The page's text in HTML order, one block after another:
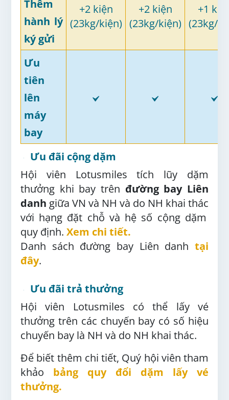
Thêm
hành lý
ký gửi
+2 kiện
(23kg/kiện)
+2 kiện
(23kg/kiện)
+1
(23kg/
Ưu
tiên
lên
máy
bay
Ưu đãi cộng dặm
Hội viên Lotusmiles tích lũy dặm
thưởng khi bay trên đường bay Liên
danh giữa VN và NH và do NH khai thác
với hạng đặt chỗ và hệ số cộng dặm
quy định. Xem chi tiết.
Danh sách đường bay Liên danh tại
đây.
Ưu đãi trả thưởng
Hội viên Lotusmiles có thể lấy vé
thưởng trên các chuyến bay có số hiệu
chuyến bay là NH và do NH khai thác.
Để biết thêm chi tiết, Quý hội viên tham
khảo bảng quy đổi dặm lấy vé
thưởng.